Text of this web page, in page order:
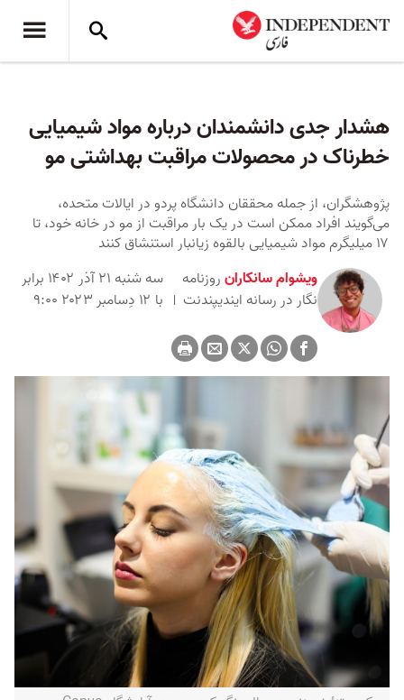
هشدار جدی دانشمندان درباره مواد شیمیایی
خطرناک در محصولات مراقبت بهداشتی مو
پژوهشگران، از جمله محققان دانشگاه‌ پردو در ایالات متحده،
می‌گویند افراد ممکن است در یک بار مراقبت از مو در خانه خود، تا
۱۷ میلیگرم مواد شیمیایی بالقوه زیانبار استنشاق کنند
ویشوام سانکارانروزنامه
نگار در رسانه ایندیپندنت
سه شنبه ۲۱ آذر ۱۴۰۲ برابر
با ۱۲ دِسامبر ۲۰۲۳ ۹:۰۰